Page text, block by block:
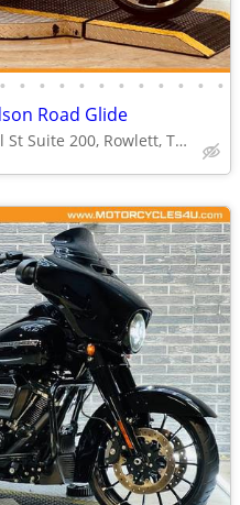
• • • • • • • • • • • •
Road Glide
4210 Industrial St Suite 200, Rowlett, TX 75088